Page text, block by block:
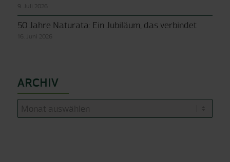
9. Juli 2026
50 Jahre Naturata: Ein Jubiläum, das verbindet
16. Juni 2026
ARCHIV